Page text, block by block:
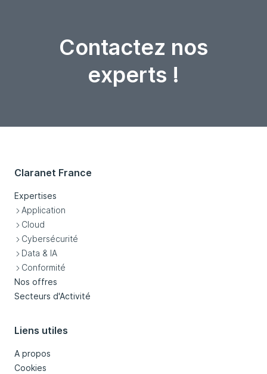
Contactez nos
experts !
Claranet France
Expertises
Application
Cloud
Cybersécurité
Data & IA
Conformité
Nos offres
Secteurs d'Activité
Liens utiles
A propos
Cookies